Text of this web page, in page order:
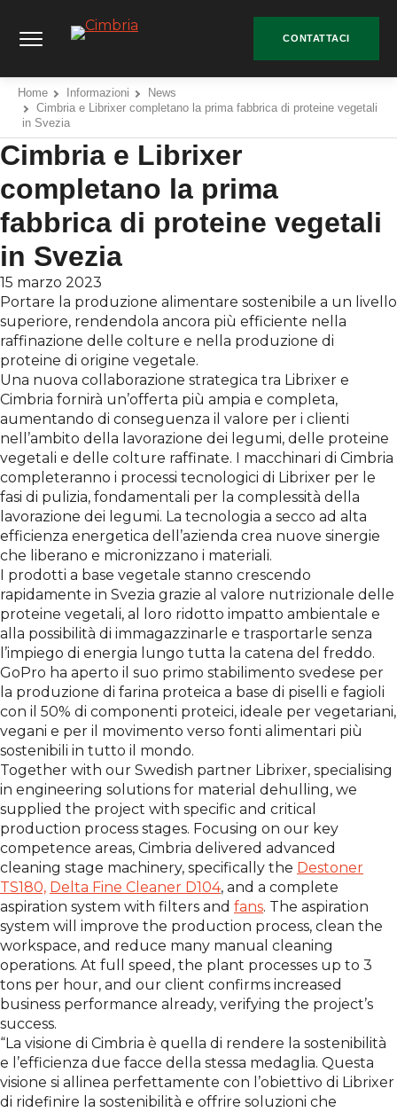
contenuto
CONTATTACI
Home Informazioni
News
Cimbria e Librixer completano la prima fabbrica di proteine vegetali
in Svezia
Cimbria e Librixer
completano la prima
fabbrica di proteine vegetali
in Svezia
15 marzo 2023
Portare la produzione alimentare sostenibile a un livello
superiore, rendendola ancora più efficiente nella
raffinazione delle colture e nella produzione di
proteine di origine vegetale.
Una nuova collaborazione strategica tra Librixer e
Cimbria fornirà un’offerta più ampia e completa,
aumentando di conseguenza il valore per i clienti
nell’ambito della lavorazione dei legumi, delle proteine
vegetali e delle colture raffinate. I macchinari di Cimbria
completeranno i processi tecnologici di Librixer per le
fasi di pulizia, fondamentali per la complessità della
lavorazione dei legumi. La tecnologia a secco ad alta
efficienza energetica dell’azienda crea nuove sinergie
che liberano e micronizzano i materiali.
I prodotti a base vegetale stanno crescendo
rapidamente in Svezia grazie al valore nutrizionale delle
proteine vegetali, al loro ridotto impatto ambientale e
alla possibilità di immagazzinarle e trasportarle senza
l’impiego di energia lungo tutta la catena del freddo.
GoPro ha aperto il suo primo stabilimento svedese per
la produzione di farina proteica a base di piselli e fagioli
con il 50% di componenti proteici, ideale per vegetariani,
vegani e per il movimento verso fonti alimentari più
sostenibili in tutto il mondo.
Together with our Swedish partner Librixer, specialising
in engineering solutions for material dehulling, we
supplied the project with specific and critical
production process stages. Focusing on our key
competence areas, Cimbria delivered advanced
cleaning stage machinery, specifically the Destoner
TS180, Delta Fine Cleaner D104, and a complete
aspiration system with filters and fans. The aspiration
system will improve the production process, clean the
workspace, and reduce many manual cleaning
operations. At full speed, the plant processes up to 3
tons per hour, and our client confirms increased
business performance already, verifying the project’s
success.
“La visione di Cimbria è quella di rendere la sostenibilità
e l’efficienza due facce della stessa medaglia. Questa
visione si allinea perfettamente con l’obiettivo di Librixer
di ridefinire la sostenibilità e offrire soluzioni che